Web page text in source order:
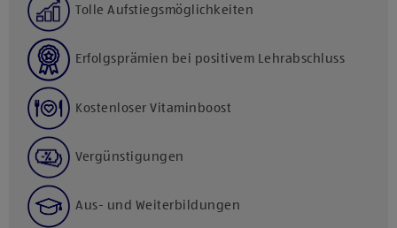
Tolle Aufstiegsmöglichkeiten
Erfolgsprämien bei positivem Lehrabschluss
Kostenloser Vitaminboost
Vergünstigungen
Aus- und Weiterbildungen